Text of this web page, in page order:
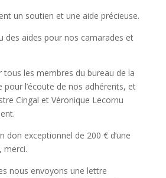
un soutien et une aide précieuse.
des aides pour nos camarades et
tous les membres du bureau de la
pour l’écoute de nos adhérents, et
Cingal et Véronique Lecornu
don exceptionnel de 200 € d’une
merci.
nous envoyons une lettre